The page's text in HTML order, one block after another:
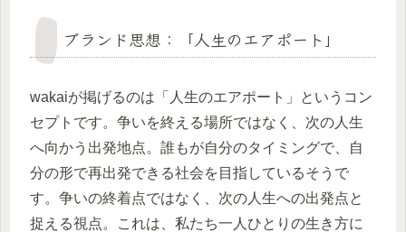
ブランド思想：「人生のエアポート」
wakaiが掲げるのは「人生のエアポート」というコン
セプトです。争いを終える場所ではなく、次の人生
へ向かう出発地点。誰もが自分のタイミングで、自
分の形で再出発できる社会を目指しているそうで
す。争いの終着点ではなく、次の人生への出発点と
捉える視点。これは、私たち一人ひとりの生き方に